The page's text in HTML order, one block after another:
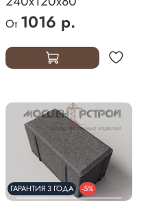
От 1016 р.
ГАРАНТИЯ 3 ГОДА -5%